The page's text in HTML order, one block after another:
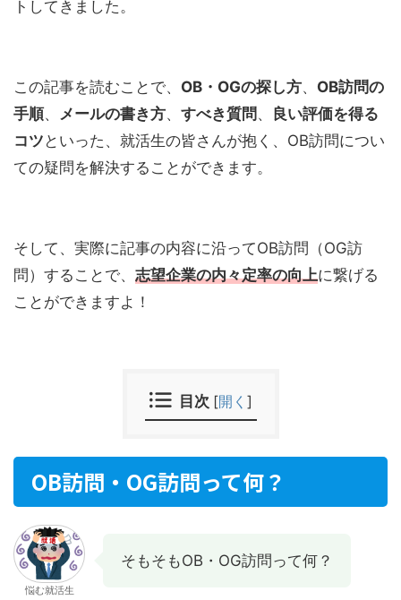
トしてきました。
この記事を読むことで、 OB・OGの探し方、 OB訪問の
手順、 メールの書き方、 すべき質問 、
良い評価を得る
コツ といった、就活生の皆さんが抱く、OB訪問につい
ての疑問を解決することができます。
そして、実際に記事の内容に沿ってOB訪問（OG訪
問）することで、 志望企業の内々定率の向上に繋げる
ことができますよ！
目次 [開く ]
OB訪問・OG訪問って何？
悩む就活生
そもそもOB・OG訪問って何？